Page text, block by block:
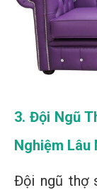
3. Đội Ngũ
Nghiệm Lâu
Đội ngũ thợ